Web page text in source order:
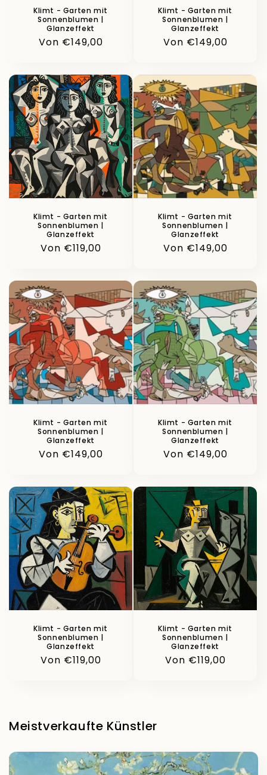
Klimt - Garten mit
Sonnenblumen |
Glanzeffekt
Normaler
Von €149,00
Klimt - Garten mit
Sonnenblumen |
Glanzeffekt
Normaler
Von €149,00
Klimt - Garten mit
Sonnenblumen |
Glanzeffekt
Normaler
Von €119,00
Klimt - Garten mit
Sonnenblumen |
Glanzeffekt
Normaler
Von €149,00
Klimt - Garten mit
Sonnenblumen |
Glanzeffekt
Normaler
Von €149,00
Klimt - Garten mit
Sonnenblumen |
Glanzeffekt
Normaler
Von €149,00
Klimt - Garten mit
Sonnenblumen |
Glanzeffekt
Normaler
Von €119,00
Klimt - Garten mit
Sonnenblumen |
Glanzeffekt
Normaler
Von €119,00
Meistverkaufte Künstler